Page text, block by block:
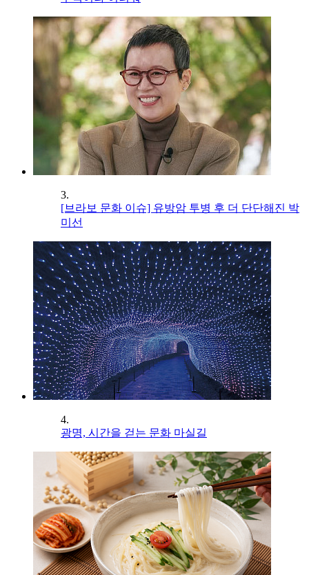
3.
[브라보 문화 이슈] 유방암 투병 후 더 단단해진 박
미선
4.
광명, 시간을 걷는 문화 마실길